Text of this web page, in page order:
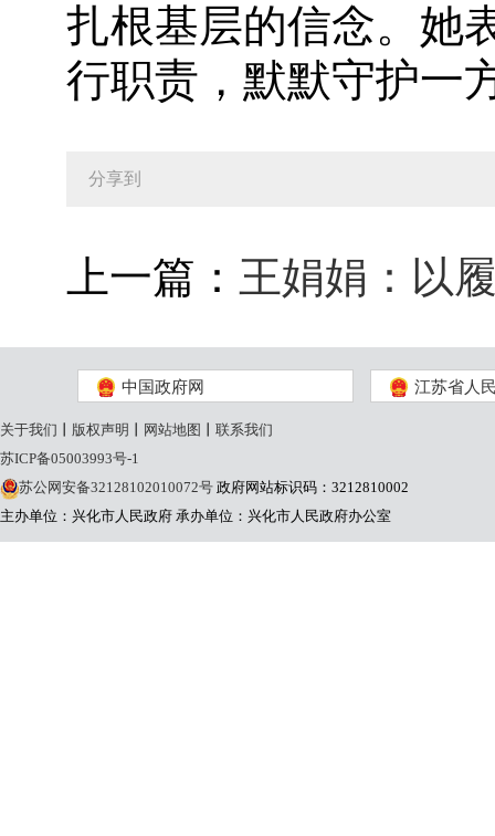
扎根基层的信念。她
行职责，默默守护一
分享到
上一篇： 王娟娟：以
中国政府网 江苏省人
关于我们 版权声明 网站地图
联系我们
苏ICP备05003993号-1
苏公网安备32128102010072号 政府网站标识码：3212810002
主办单位：兴化市人民政府 承办单位：兴化市人民政府办公室